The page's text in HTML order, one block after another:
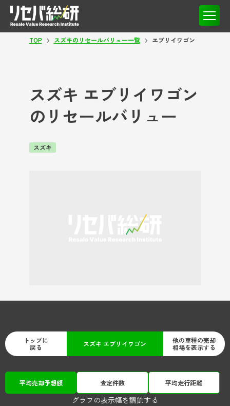
TOP スズキのリセールバリュー一覧 エブリイワゴン
スズキ エブリイワゴン
のリセールバリュー
スズキ
トップに
戻る
スズキ エブリイワゴン
他の車種の売却
相場を表示する
平均売却予想額 査定件数 平均走行距離
グラフの表示幅を調節する